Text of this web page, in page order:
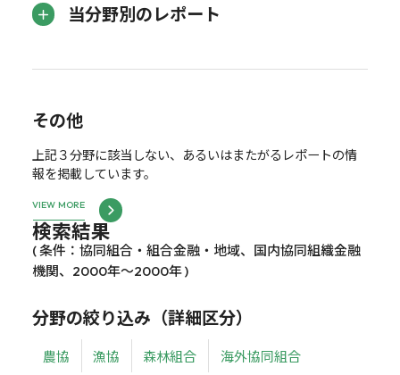
当分野別のレポート
その他
上記３分野に該当しない、あるいはまたがるレポートの情
報を掲載しています。
VIEW MORE
検索結果
( 条件：協同組合・組合金融・地域、国内協同組織金融
機関、2000年～2000年 )
分野の絞り込み（詳細区分）
農協 漁協 森林組合 海外協同組合